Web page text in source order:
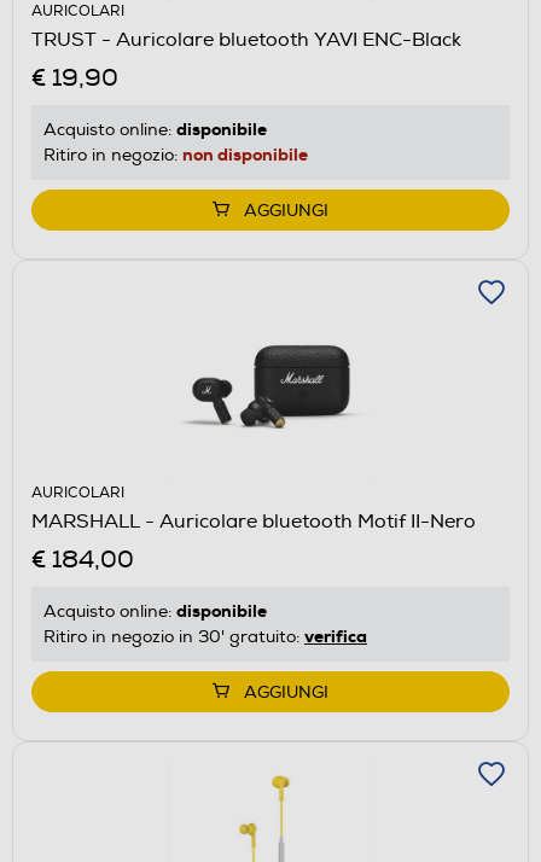
AURICOLARI
TRUST - Auricolare bluetooth YAVI ENC-Black
€ 19,90
Acquisto online: disponibile
Ritiro in negozio: non disponibile
AGGIUNGI
AURICOLARI
MARSHALL - Auricolare bluetooth Motif II-Nero
€ 184,00
Acquisto online: disponibile
Ritiro in negozio in 30' gratuito: verifica
AGGIUNGI